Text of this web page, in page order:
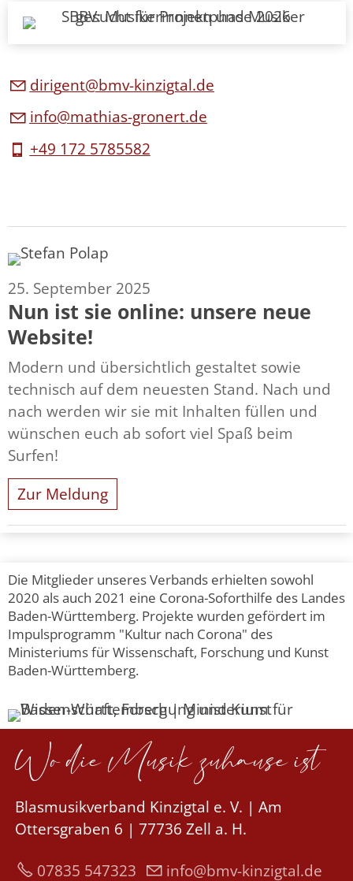
d r g nt bmv-k nz gt l d
nf
m th s-gr n rt d
+49 172 5785582
25. September 2025
Nun ist sie online: unsere neue
Website!
Modern und übersichtlich gestaltet sowie
technisch auf dem neuesten Stand. Nach und
nach werden wir sie mit Inhalten füllen und
wünschen euch ab sofort viel Spaß beim
Surfen!
Zur Meldung
Die Mitglieder unseres Verbands erhielten sowohl
2020 als auch 2021 eine Corona-Soforthilfe des Landes
Baden-Württemberg.Projekte wurden gefördert im
Impulsprogramm "Kultur nach Corona" des
Ministeriums für Wissenschaft, Forschung und Kunst
Baden-Württemberg.
Wo die Musik zuhause ist
Blasmusikverband Kinzigtal e. V. | Am
Ottersgraben 6 | 77736 Zell a. H.
07835 547323 nf bmv-k nz gt l d